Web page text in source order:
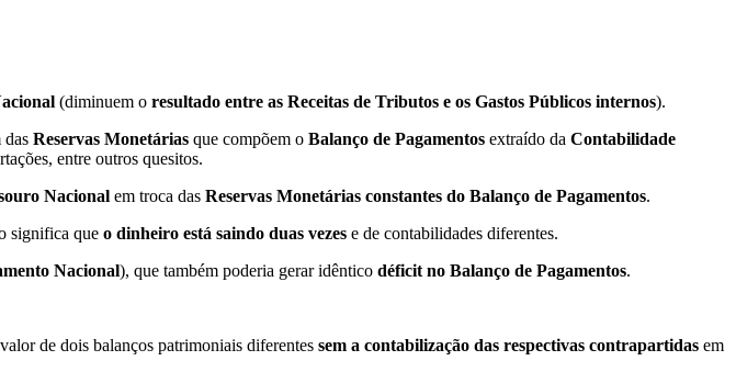
(diminuem o resultado entre as Receitas de Tributos e os Gastos Públicos internos).
das Reservas Monetárias que compõem o Balanço de Pagamentos extraído da Contabilidade
entre outros quesitos.
Nacional em troca das Reservas Monetárias constantes do Balanço de Pagamentos.
significa que o dinheiro está saindo duas vezes e de contabilidades diferentes.
Nacional), que também poderia gerar idêntico déficit no Balanço de Pagamentos.
de dois balanços patrimoniais diferentes sem a contabilização das respectivas contrapartidas em